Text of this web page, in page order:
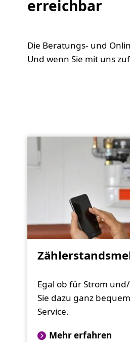
erreichbar
Die Beratungs- und
Und wenn Sie mit uns
Egal ob für Strom
Sie dazu ganz
Service.
Mehr erfahren